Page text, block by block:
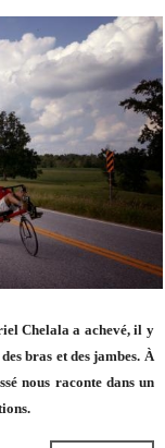
Chelala a achevé, il y
bras et des jambes. À
nous raconte dans un